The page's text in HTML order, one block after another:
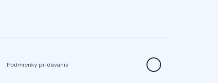
Podmienky pridávania